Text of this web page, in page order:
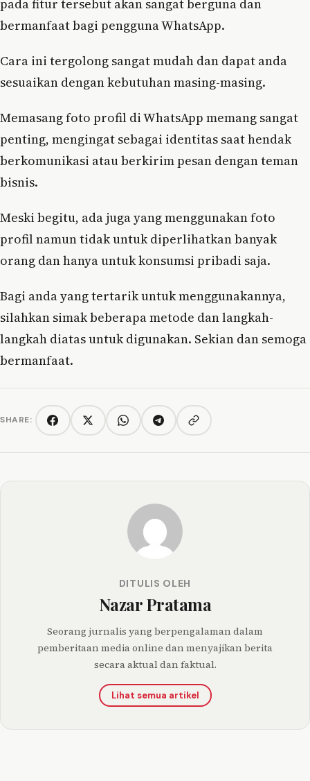
pada fitur tersebut akan sangat berguna dan
bermanfaat bagi pengguna WhatsApp.
Cara ini tergolong sangat mudah dan dapat anda
sesuaikan dengan kebutuhan masing-masing.
Memasang foto profil di WhatsApp memang sangat
penting, mengingat sebagai identitas saat hendak
berkomunikasi atau berkirim pesan dengan teman
bisnis.
Meski begitu, ada juga yang menggunakan foto
profil namun tidak untuk diperlihatkan banyak
orang dan hanya untuk konsumsi pribadi saja.
Bagi anda yang tertarik untuk menggunakannya,
silahkan simak beberapa metode dan langkah-
langkah diatas untuk digunakan. Sekian dan semoga
bermanfaat.
SHARE: FacebookTwitter/XWhatsAppTelegramCopy link
DITULIS OLEH
Nazar Pratama
Seorang jurnalis yang berpengalaman dalam
pemberitaan media online dan menyajikan berita
secara aktual dan faktual.
Lihat semua artikel